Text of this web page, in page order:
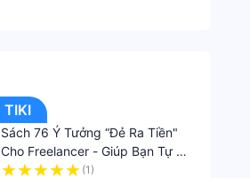
TIKI
Sách 76 Ý Tưởng “Đẻ Ra Tiền"
Cho Freelancer - Giúp Bạn Tự Do
Kiếm Tiền Online Tại Nhà
(1)